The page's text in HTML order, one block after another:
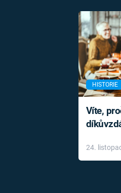
HISTORIE
Víte,
24.